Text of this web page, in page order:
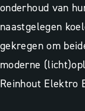
onderhoud van
naastgelegen
gekregen om
moderne
Reinhout Elektro